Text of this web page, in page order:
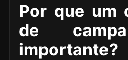
Por que um
de
importante?